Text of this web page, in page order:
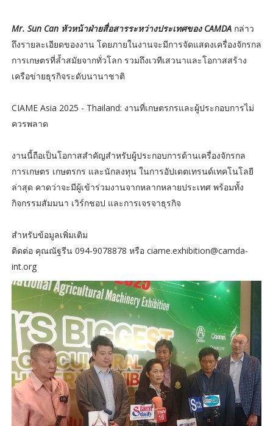
Mr. Sun Can หัวหน้าฝ่ายสื่อสารระหว่างประเทศของ CAMDA กล่าว
ถึงรายละเอียดของงาน โดยภายในงานจะมีการจัดแสดงเครื่องจักรกล
การเกษตรที่ล้ำสมัยจากทั่วโลก รวมถึงเวทีเสวนาและโอกาสสร้าง
เครือข่ายธุรกิจระดับนานาชาติ
CIAME Asia 2025 - Thailand: งานที่เกษตรกรและผู้ประกอบการไม่
ควรพลาด
งานนี้ถือเป็นโอกาสสำคัญสำหรับผู้ประกอบการด้านเครื่องจักรกล
การเกษตร เกษตรกร และนักลงทุน ในการอัปเดตเทรนด์เทคโนโลยี
ล่าสุด คาดว่าจะมีผู้เข้าร่วมงานจากหลากหลายประเทศ พร้อมทั้ง
กิจกรรมสัมมนา เวิร์กชอป และการเจรจาธุรกิจ
สำหรับข้อมูลเพิ่มเติม
ติดต่อ คุณณัฐรีน 094-9078878 หรือ ciame.exhibition@camda-
int.org